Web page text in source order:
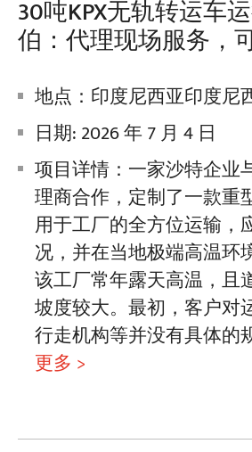
30吨KPX无轨转运车
伯：代理现场服务，
地点：印度尼西亚印度尼
日期: 2026 年 7 月 4 日
项目详情：一家沙特企业
理商合作，定制了一款重
用于工厂的全方位运输，
况，并在当地极端高温环
该工厂常年露天高温，且
坡度较大。最初，客户对
行走机构等并没有具体的
更多 >